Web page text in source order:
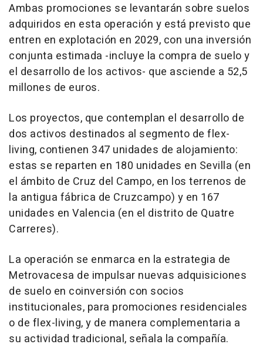
Ambas promociones se levantarán sobre suelos
adquiridos en esta operación y está previsto que
entren en explotación en 2029, con una inversión
conjunta estimada -incluye la compra de suelo y
el desarrollo de los activos- que asciende a 52,5
millones de euros.
Los proyectos, que contemplan el desarrollo de
dos activos destinados al segmento de flex-
living, contienen 347 unidades de alojamiento:
estas se reparten en 180 unidades en Sevilla (en
el ámbito de Cruz del Campo, en los terrenos de
la antigua fábrica de Cruzcampo) y en 167
unidades en Valencia (en el distrito de Quatre
Carreres).
La operación se enmarca en la estrategia de
Metrovacesa de impulsar nuevas adquisiciones
de suelo en coinversión con socios
institucionales, para promociones residenciales
o de flex-living, y de manera complementaria a
su actividad tradicional, señala la compañía.